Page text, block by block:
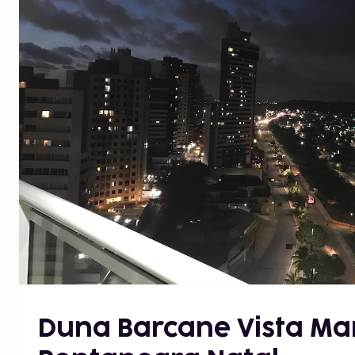
Duna Barcane Vista